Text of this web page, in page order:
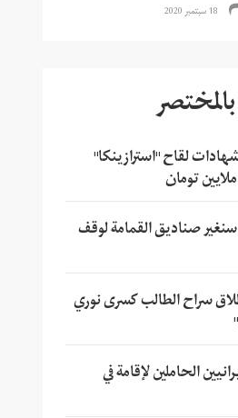
18 سبتمبر 2020
لقاح "استرازينكا"
صناديق القمامة لوقف
سراح الطالب كسرى نوري
الحاملين لإقامة في